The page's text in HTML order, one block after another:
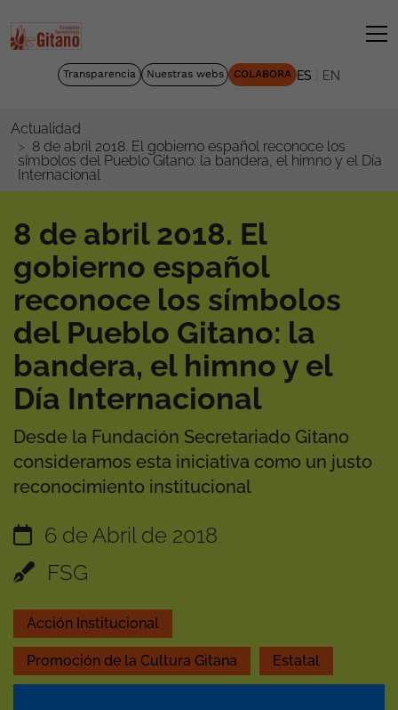
Transparencia Nuestras webs COLABORA ES EN
Actualidad
8 de abril 2018. El gobierno español reconoce los
símbolos del Pueblo Gitano: la bandera, el himno y el Día
Internacional
8 de abril 2018. El
gobierno español
reconoce los símbolos
del Pueblo Gitano: la
bandera, el himno y el
Día Internacional
Desde la Fundación Secretariado Gitano
consideramos esta iniciativa como un justo
reconocimiento institucional
6 de Abril de 2018
FSG
Acción Institucional
Promoción de la Cultura Gitana Estatal